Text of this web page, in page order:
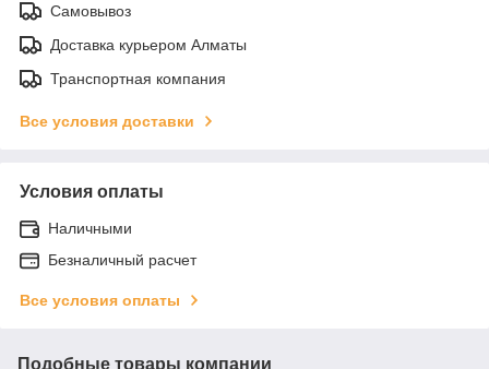
Самовывоз
Доставка курьером Алматы
Транспортная компания
Все условия доставки
Условия оплаты
Наличными
Безналичный расчет
Все условия оплаты
Подобные товары компании